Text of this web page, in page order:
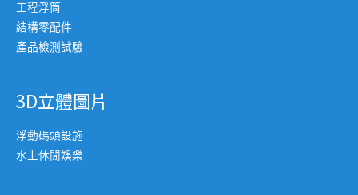
工程浮筒
結構零配件
產品檢測試驗
3D立體圖片
浮動碼頭設施
水上休閒娛樂